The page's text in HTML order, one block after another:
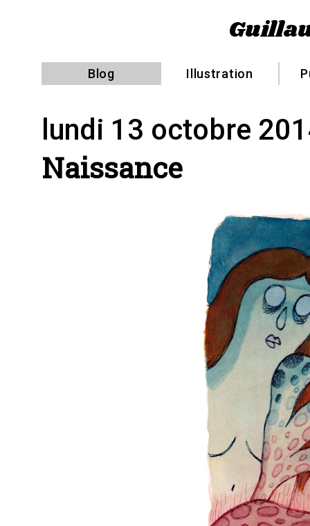
Blog Illustration
lundi 13 octobre
Naissance